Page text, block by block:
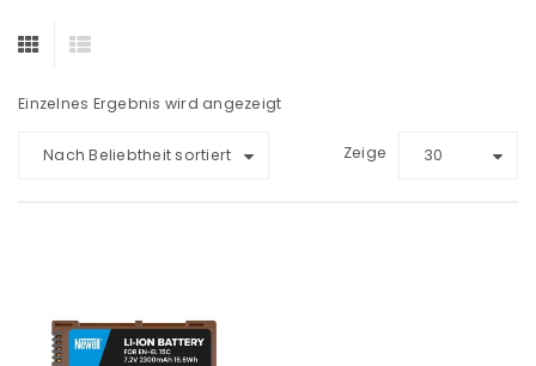
Einzelnes Ergebnis wird angezeigt
Nach Beliebtheit sortiert Zeige 30